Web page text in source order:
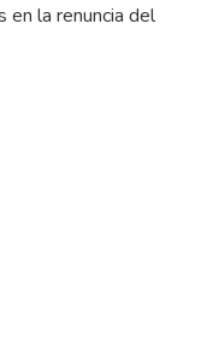
en la renuncia del